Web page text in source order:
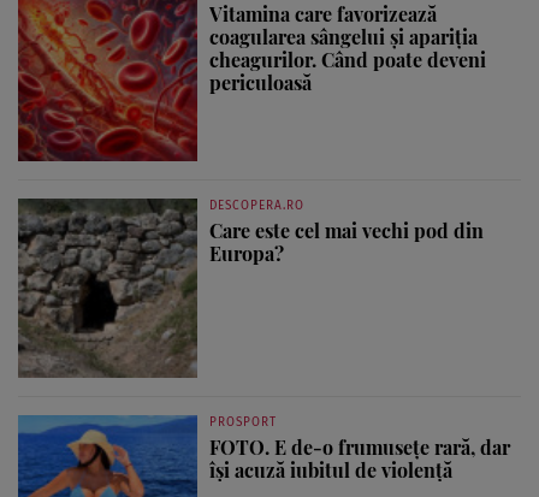
Vitamina care favorizează
coagularea sângelui și apariția
cheagurilor. Când poate deveni
periculoasă
DESCOPERA.RO
Care este cel mai vechi pod din
Europa?
PROSPORT
FOTO. E de-o frumusețe rară, dar
își acuză iubitul de violență